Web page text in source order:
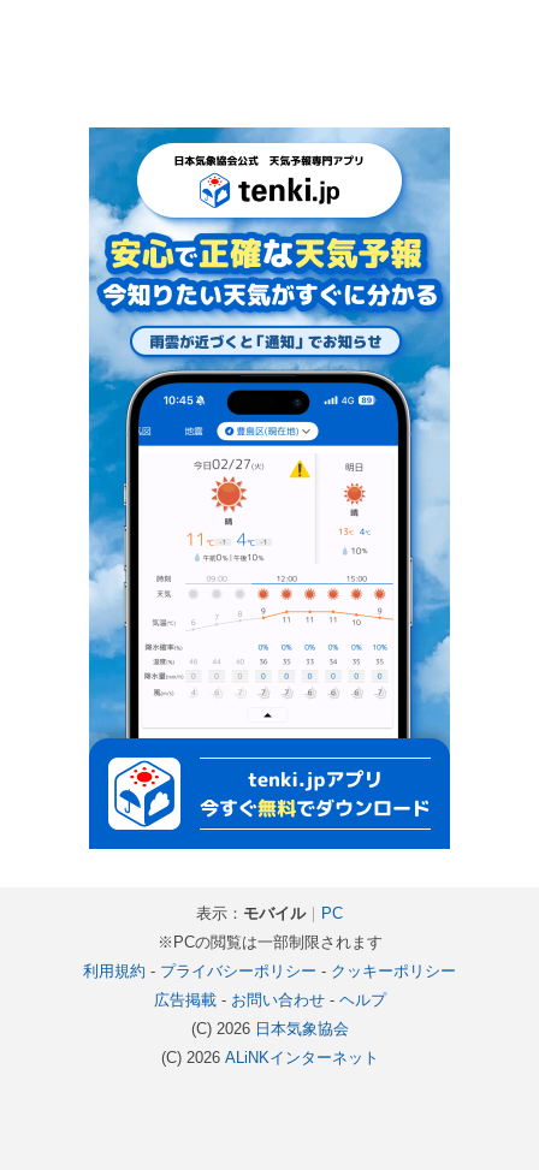
表示： モバイル｜
PC
※PCの閲覧は一部制限されます
利用規約 - プライバシーポリシー - クッキーポリシー
広告掲載- お問い合わせ- ヘルプ
(C) 2026 日本気象協会
(C) 2026 ALiNKインターネット